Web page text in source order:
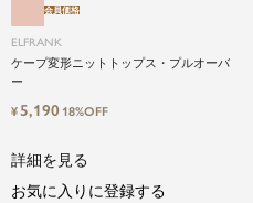
ELFRANK
ケープ変形ニットトップス・プルオーバ
ー
会員価格
¥5,190 18%OFF
詳細を見る
お気に入りに登録する